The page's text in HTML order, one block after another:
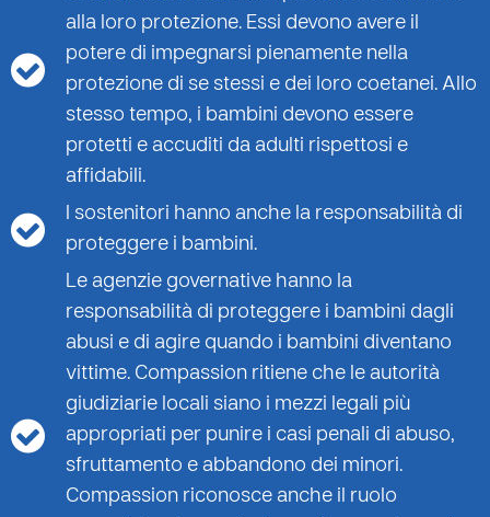
alla loro protezione. Essi devono avere il
potere di impegnarsi pienamente nella
protezione di se stessi e dei loro coetanei. Allo
stesso tempo, i bambini devono essere
protetti e accuditi da adulti rispettosi e
affidabili.
I sostenitori hanno anche la responsabilità di
proteggere i bambini.
Le agenzie governative hanno la
responsabilità di proteggere i bambini dagli
abusi e di agire quando i bambini diventano
vittime. Compassion ritiene che le autorità
giudiziarie locali siano i mezzi legali più
appropriati per punire i casi penali di abuso,
sfruttamento e abbandono dei minori.
Compassion riconosce anche il ruolo